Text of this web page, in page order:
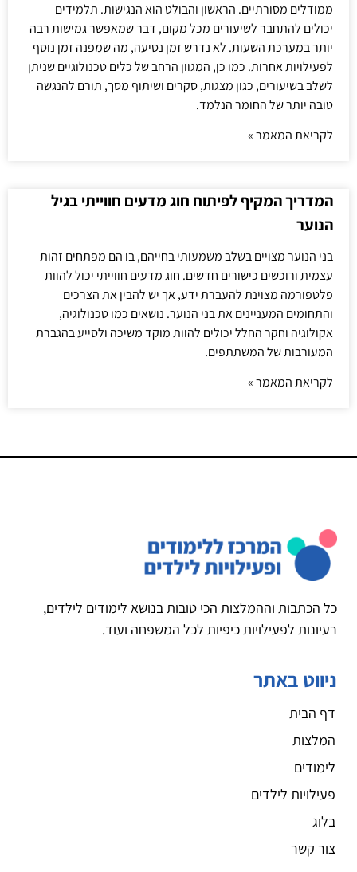
ממודלים מסורתיים. הראשון והבולט הוא הנגישות. תלמידים
יכולים להתחבר לשיעורים מכל מקום, דבר שמאפשר גמישות רבה
יותר במערכת השעות. לא נדרש זמן נסיעה, מה שמפנה זמן נוסף
לפעילויות אחרות. כמו כן, המגוון הרחב של כלים טכנולוגיים שניתן
לשלב בשיעורים, כגון מצגות, סקרים ושיתוף מסך, תורם להנגשה
טובה יותר של החומר הנלמד.
לקריאת המאמר »
המדריך המקיף לפיתוח חוג מדעים חווייתי בגיל
הנוער
בני הנוער מצויים בשלב משמעותי בחייהם, בו הם מפתחים זהות
עצמית ורוכשים כישורים חדשים. חוג מדעים חווייתי יכול להוות
פלטפורמה מצוינת להעברת ידע, אך יש להבין את הצרכים
והתחומים המעניינים את בני הנוער. נושאים כמו טכנולוגיה,
אקולוגיה וחקר החלל יכולים להוות מוקד משיכה ולסייע בהגברת
המעורבות של המשתתפים.
לקריאת המאמר »
כל הכתבות וההמלצות הכי טובות בנושא לימודים לילדים,
רעיונות לפעילויות כיפיות לכל המשפחה ועוד.
ניווט באתר
דף הבית
המלצות
לימודים
פעילויות לילדים
בלוג
צור קשר